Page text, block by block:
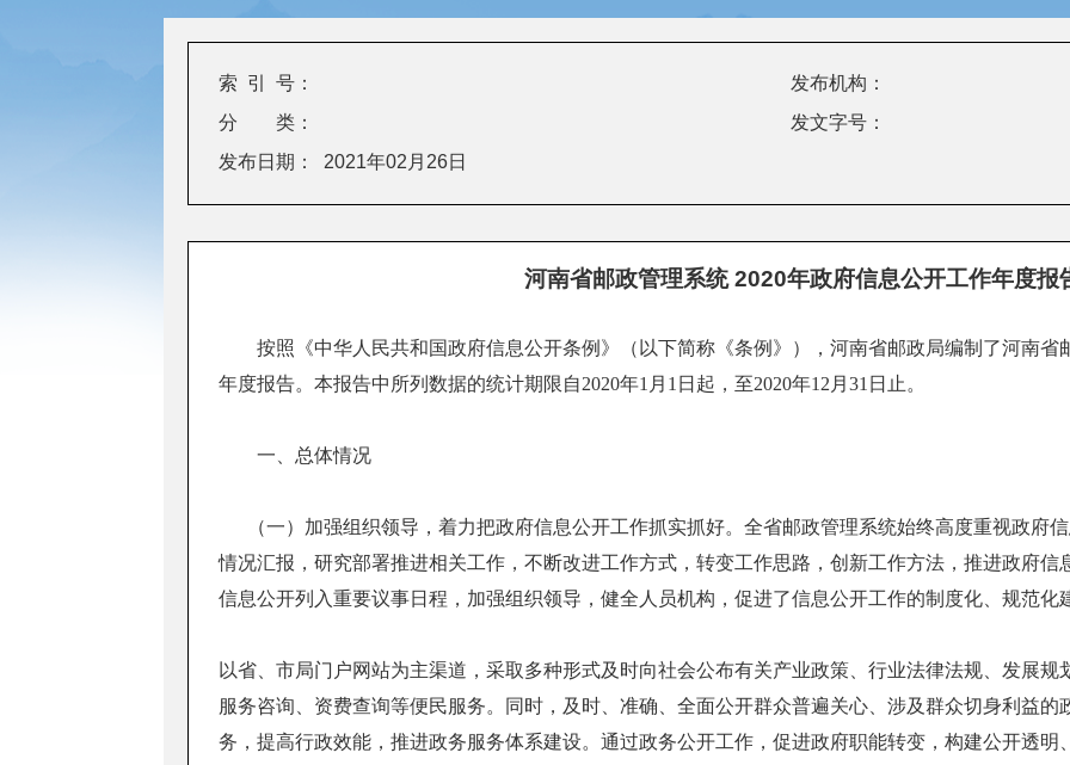
索 引 号：
发布机构：
分 类：
发文字号：
发布日期：
2021年02月26日
河南省邮政管理系统 2020年政府信息公开工作年度报
按照《中华人民共和国政府信息公开条例》（以下简称《条例》）， 河南省邮政局编制了河南省
年度报告。本报告中所列数据的统计期限自2020年1月1日起，至2020年12月31日止。
一、 总体情况
（一）加强组织领导，着力把政府信息公开工作抓实抓好。 全省邮政管理系统始终高度重视政府
情况汇报，研究部署推进相关工作，不断改进工作方式，转变工作思路，创新工作方法，推进政府
信息公开列入重要议事日程，加强组织领导，健全人员机构，促进了信息公开工作的制度化、规范化
以省、市局门户网站为主渠道，采取多种形式及时向社会公布有关产业政策、行业法律法规、发展
服务咨询、资费查询等便民服务。同时，及时、准确、全面公开群众普遍关心、涉及群众切身利益
务，提高行政效能，推进政务服务体系建设。通过政务公开工作，促进政府职能转变，构建公开透